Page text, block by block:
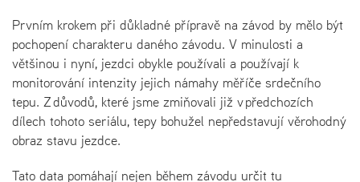
Prvním krokem při důkladné přípravě na závod by mělo být
pochopení charakteru daného závodu. V minulosti a
většinou i nyní, jezdci obykle používali a používají k
monitorování intenzity jejich námahy měříče srdečního
tepu. Z důvodů, které jsme zmiňovali již v předchozích
dílech tohoto seriálu, tepy bohužel nepředstavují věrohodný
obraz stavu jezdce.
Tato data pomáhají nejen během závodu určit tu